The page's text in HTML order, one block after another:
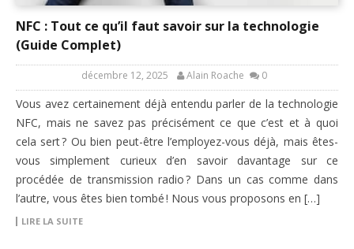
NFC : Tout ce qu’il faut savoir sur la technologie
(Guide Complet)
décembre 12, 2025 Alain Roache 0
Vous avez certainement déjà entendu parler de la technologie
NFC, mais ne savez pas précisément ce que c’est et à quoi
cela sert ? Ou bien peut-être l’employez-vous déjà, mais êtes-
vous simplement curieux d’en savoir davantage sur ce
procédée de transmission radio ? Dans un cas comme dans
l’autre, vous êtes bien tombé ! Nous vous proposons en […]
LIRE LA SUITE